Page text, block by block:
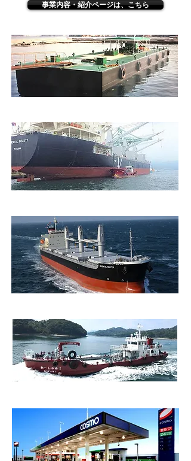
事業内容・紹介ページは、こちら